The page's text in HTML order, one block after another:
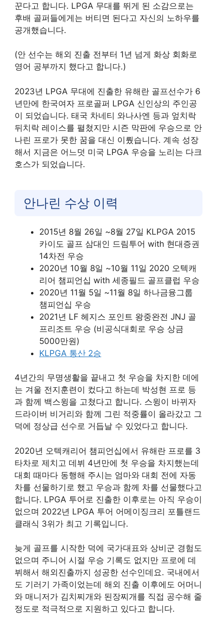
꾼다고 합니다. LPGA 무대를 뛰게 된 소감으로는
후배 골퍼들에게는 버티면 된다고 자신의 노하우를
공개했습니다.
(안 선수는 해외 진출 전부터 1년 넘게 화상 회화로
영어 공부까지 했다고 합니다.)
2023년 LPGA 무대에 진출한 유해란 골프선수가 6
년만에 한국여자 프로골퍼 LPGA 신인상의 주인공
이 되었습니다. 태국 차네티 와나사엔 등과 엎치락
뒤치락 레이스를 펼쳤지만 시즌 막판에 우승으로 안
나린 프로가 못한 꿈을 대신 이뤘습니다. 계속 성장
해서 지금은 어느덧 미국 LPGA 우승을 노리는 다크
호스가 되었습니다.
안나린 수상 이력
2015년 8월 26일 ~8월 27일 KLPGA 2015
카이도 골프 삼대인 드림투어 with 현대증권
14차전 우승
2020년 10월 8일 ~10월 11일 2020 오텍캐
리어 챔피언십 with 세종필드 골프클럽 우승
2020년 11월 5일 ~11월 8일 하나금융그룹
챔피언십 우승
2021년 LF 헤지스 포인트 왕중완전 JNJ 골
프리조트 우승 (비공식대회로 우승 상금
5000만원)
KLPGA 통산 2승
4년간의 무명생활을 끝내고 첫 우승을 차지한 데에
는 겨울 전지훈련이 컸다고 하는데 박성현 프로 등
과 함께 백스윙을 고쳤다고 합니다. 스윙이 바뀌자
드라이버 비거리와 함께 그린 적중률이 올라갔고 그
덕에 정상급 선수로 거듭날 수 있었다고 합니다.
2020년 오텍캐리어 챔피언십에서 유해란 프로를 3
타차로 제치고 데뷔 4년만에 첫 우승을 차지했는데
대회 때마다 동행해 주시는 엄마와 대회 전에 자동
차를 선물하기로 했고 우승과 함께 차를 선물했다고
합니다. LPGA 투어로 진출한 이후로는 아직 우승이
없으며 2022년 LPGA 투어 어메이징크리 포틀랜드
클래식 3위가 최고 기록입니다.
늦게 골프를 시작한 덕에 국가대표와 상비군 경험도
없으며 주니어 시절 우승 기록도 없지만 프로에 데
뷔해서 해외진출까지 성공한 선수인데요. 국내에서
도 기러기 가족이었는데 해외 진출 이후에도 어머니
와 매니저가 김치찌개와 된장찌개를 직접 공수해 줄
정도로 적극적으로 지원하고 있다고 합니다.